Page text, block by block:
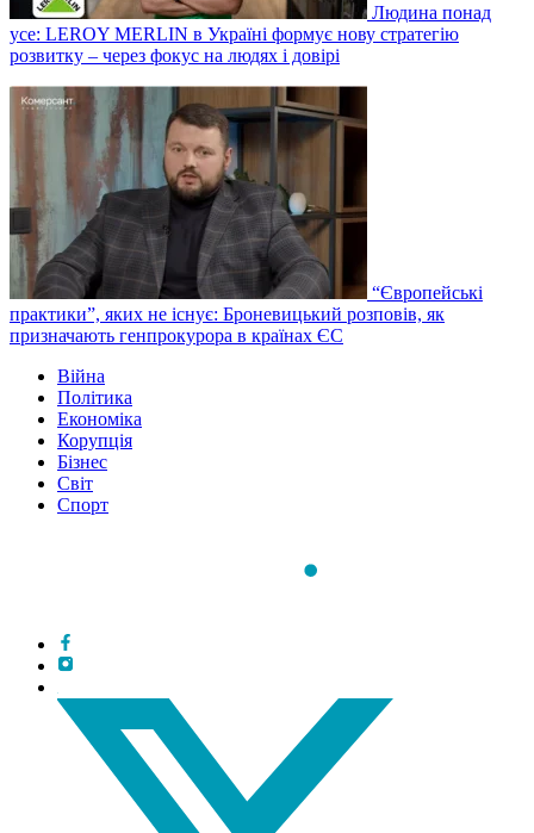
Людина понад
усе: LEROY MERLIN в Україні формує нову стратегію
розвитку – через фокус на людях і довірі
“Європейські
практики”, яких не існує: Броневицький розповів, як
призначають генпрокурора в країнах ЄС
Війна
Політика
Економіка
Корупція
Бізнес
Світ
Спорт